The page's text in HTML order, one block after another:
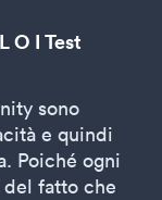
O I Test
sono
e quindi
Poiché ogni
fatto che